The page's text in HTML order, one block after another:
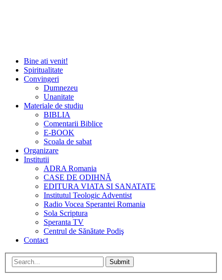
Bine ati venit!
Spiritualitate
Convingeri
Dumnezeu
Unanitate
Materiale de studiu
BIBLIA
Comentarii Biblice
E-BOOK
Scoala de sabat
Organizare
Institutii
ADRA Romania
CASE DE ODIHNĂ
EDITURA VIATA SI SANATATE
Institutul Teologic Adventist
Radio Vocea Sperantei Romania
Sola Scriptura
Speranta TV
Centrul de Sănătate Podiş
Contact
Submit